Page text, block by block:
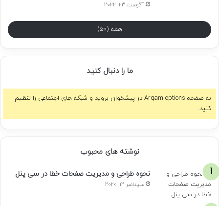
آگوست 23, 2022
همه (50)
ما را دنبال کنید
به صفحه Arqam options در پیشخوان بروید و شبکه های اجتماعی را تنظیم
کنید.
نوشته های محبوب
نحوه طراحی و مدیریت صفحات خطا در سی پنل
سپتامبر 12, 2020